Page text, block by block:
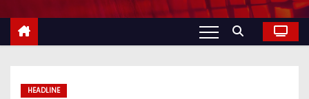
HEADLINE